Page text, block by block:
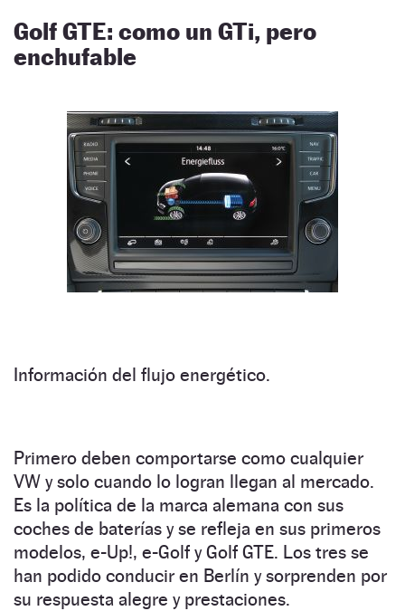
Golf GTE: como un GTi, pero
enchufable
Información del flujo energético.
Primero deben comportarse como cualquier
VW y solo cuando lo logran llegan al mercado.
Es la política de la marca alemana con sus
coches de baterías y se refleja en sus primeros
modelos, e-Up!, e-Golf y Golf GTE. Los tres se
han podido conducir en Berlín y sorprenden por
su respuesta alegre y prestaciones.